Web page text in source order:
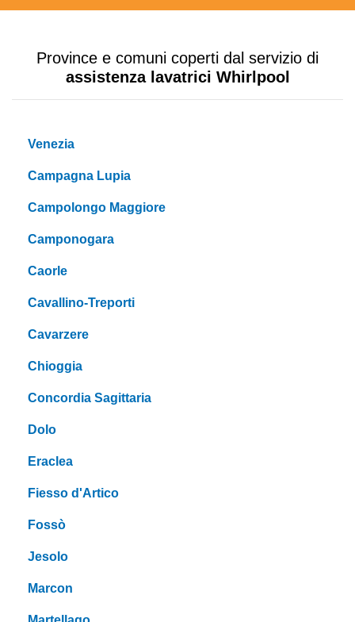
Province e comuni coperti dal servizio di
assistenza lavatrici Whirlpool
Venezia
Campagna Lupia
Campolongo Maggiore
Camponogara
Caorle
Cavallino-Treporti
Cavarzere
Chioggia
Concordia Sagittaria
Dolo
Eraclea
Fiesso d'Artico
Fossò
Jesolo
Marcon